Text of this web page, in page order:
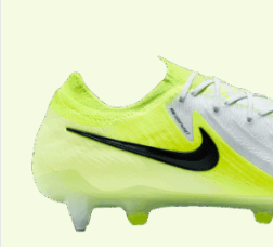
Die
Optionen
können